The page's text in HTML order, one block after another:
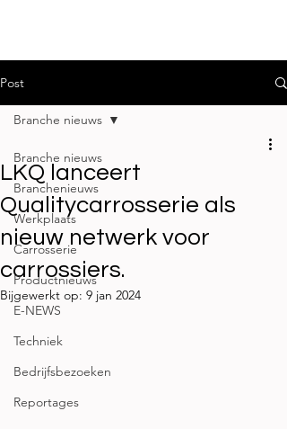
Post
Branche nieuws
Branchenieuws
Werkplaats
Carrosserie
Productnieuws
E-NEWS
Techniek
Bedrijfsbezoeken
Reportages
Branche nieuws
LKQ lanceert
Qualitycarrosserie als
nieuw netwerk voor
carrossiers.
Bijgewerkt op: 9 jan 2024